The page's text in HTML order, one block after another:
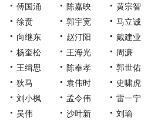
傅国涌 陈嘉映
黄宗智
徐贲 郭宇宽
马立诚
向继东 赵汀阳
戴建业
杨奎松 王海光
周濂
王缉思 陈奉孝
郭世佑
狄马 袁伟时
史啸虎
刘小枫 孟令伟
雷一宁
吴伟 沙叶新 刘瑜